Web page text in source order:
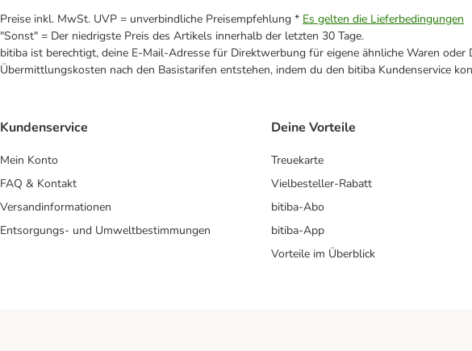
Preise inkl. MwSt. UVP = unverbindliche Preisempfehlung * Es gelten die Lieferbedingungen
"Sonst" = Der niedrigste Preis des Artikels innerhalb der letzten 30 Tage.
bitiba ist berechtigt, deine E-Mail-Adresse für Direktwerbung für eigene ähnliche Waren
Übermittlungskosten nach den Basistarifen entstehen, indem du den bitiba Kundenservice
Kundenservice
Mein Konto
FAQ & Kontakt
Versandinformationen
Entsorgungs- und Umweltbestimmungen
Deine Vorteile
Treuekarte
Vielbesteller-Rabatt
bitiba-Abo
bitiba-App
Vorteile im Überblick